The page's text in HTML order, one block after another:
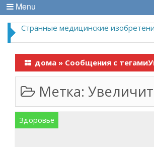
Menu
Странные медицинские
дома » Сообщения с
Метка:
Здоровье